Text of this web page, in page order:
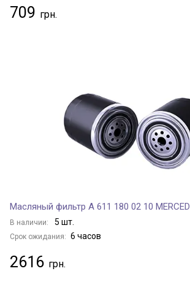
709
Масляный фильтр A 611 180 02 10
В наличии: 5 шт.
Срок ожидания: 6 часов
2616